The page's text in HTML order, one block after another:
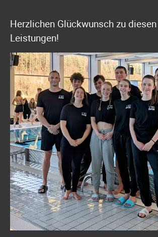
Herzlichen Glückwunsch zu
Leistungen!